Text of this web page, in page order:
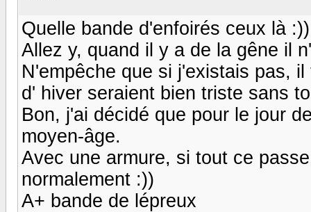
Quelle bande d'enfoirés ceux là :))
Allez y, quand il y a de la gêne il
N'empêche que si j'existais pas,
d' hiver seraient bien triste sans
Bon, j'ai décidé que pour le jour
moyen-âge.
Avec une armure, si tout ce
normalement :))
A+ bande de lépreux